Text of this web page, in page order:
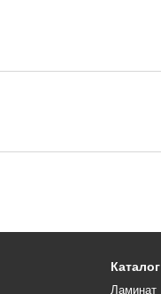
Каталог
Ламинат